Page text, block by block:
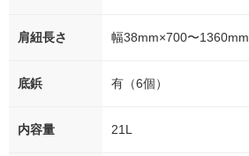
肩紐長さ 幅38mm×700〜1360mm
底鋲 有（6個）
内容量 21L